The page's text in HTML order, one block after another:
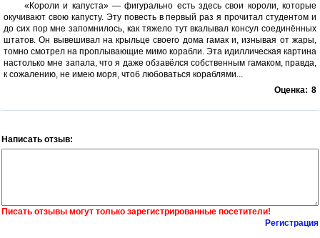
«Короли и капуста» — фигурально есть здесь свои короли, которые
окучивают свою капусту. Эту повесть в первый раз я прочитал студентом и
до сих пор мне запомнилось, как тяжело тут вкалывал консул соединённых
штатов. Он вывешивал на крыльце своего дома гамак и, изнывая от жары,
томно смотрел на проплывающие мимо корабли. Эта идиллическая картина
настолько мне запала, что я даже обзавёлся собственным гамаком, правда,
к сожалению, не имею моря, чтоб любоваться кораблями...
Оценка: 8
Написать отзыв:
Писать отзывы могут только зарегистрированные посетители!
Регистрация